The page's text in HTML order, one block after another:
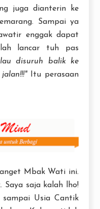
juga dianterin ke
Sampai ya
enggak dapat
lancar tuh pas
disuruh balik ke
Itu perasaan
Mbak Wati ini.
Saya saja kalah lho!
sampai Usia Cantik